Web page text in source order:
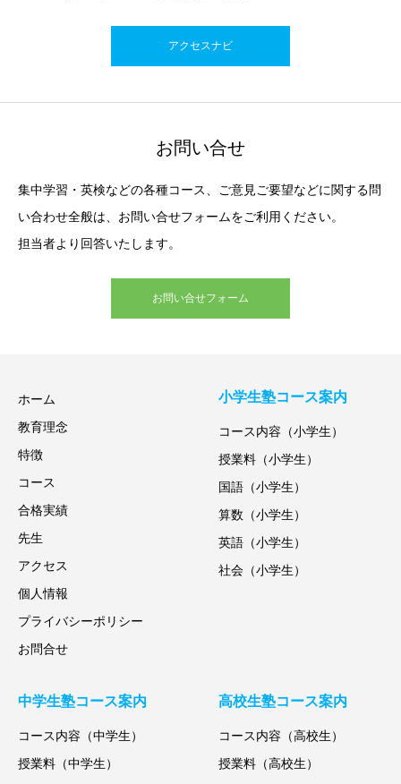
アクセスナビ
お問い合せ
集中学習・英検などの各種コース、ご意見ご要望などに関する問
い合わせ全般は、お問い合せフォームをご利用ください。
担当者より回答いたします。
お問い合せフォーム
ホーム
教育理念
特徴
コース
合格実績
先生
アクセス
個人情報
プライバシーポリシー
お問合せ
小学生塾コース案内
コース内容（小学生）
授業料（小学生）
国語（小学生）
算数（小学生）
英語（小学生）
社会（小学生）
中学生塾コース案内
コース内容（中学生）
授業料（中学生）
高校生塾コース案内
コース内容（高校生）
授業料（高校生）